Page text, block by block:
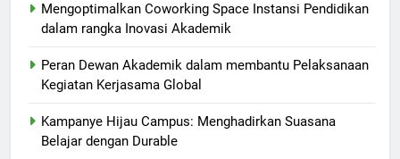
Mengoptimalkan Coworking Space Instansi Pendidikan
dalam rangka Inovasi Akademik
Peran Dewan Akademik dalam membantu Pelaksanaan
Kegiatan Kerjasama Global
Kampanye Hijau Campus: Menghadirkan Suasana
Belajar dengan Durable